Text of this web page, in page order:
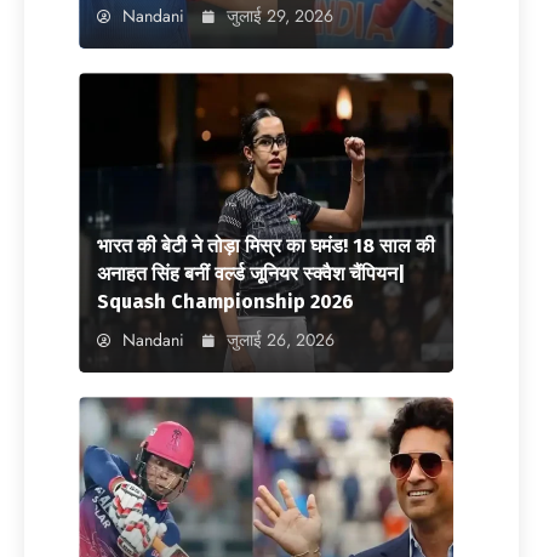
Nandani जुलाई 29, 2026
भारत की बेटी ने तोड़ा मिस्र का घमंड! 18 साल की
अनाहत सिंह बनीं वर्ल्ड जूनियर स्क्वैश चैंपियन|
Squash Championship 2026
Nandani जुलाई 26, 2026